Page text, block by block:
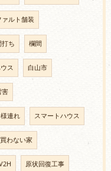
ァルト舗装
打ち 欄間
ス 白山市
害
連れ スマートハウス
わない家
原状回復工事